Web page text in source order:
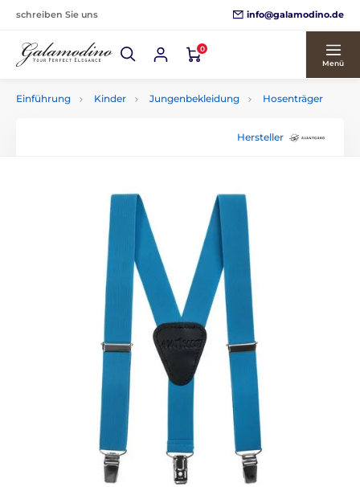
schreiben Sie uns info@galamodino.de
0
Menü
Einführung Kinder Jungenbekleidung Hosenträger
Hersteller